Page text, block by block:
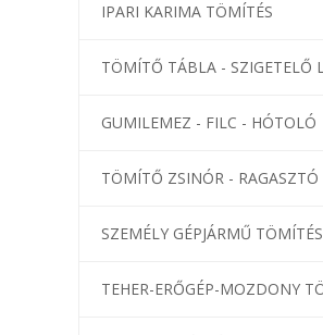
IPARI KARIMA TÖMÍTÉS
GUMILEMEZ - FILC - HÓTOLÓ
TÖMÍTŐ ZSINÓR - RAGASZTÓ
SZEMÉLY GÉPJÁRMŰ TÖMÍTÉS